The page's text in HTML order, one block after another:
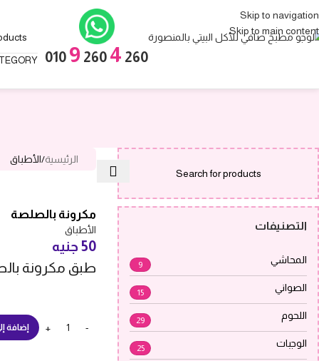
Skip to navigation
Skip to main content
010 9 260 4 260
التصنيفات
المحاشي 9
الصواني 15
اللحوم 29
الوجبات 25
الرئيسية الأطباق
مكرونة بالصلصة
الأطباق
50 جنيه
طبق مكرونة
إضافة